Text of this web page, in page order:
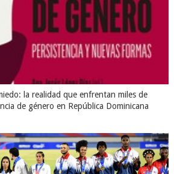
la realidad que enfrentan miles de
de género en República Dominicana